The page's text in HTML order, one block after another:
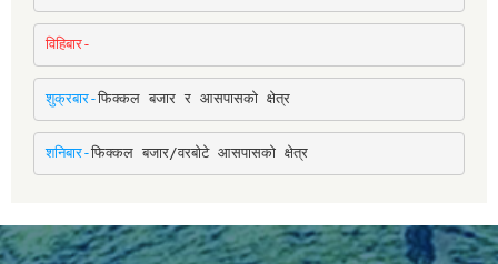
विहिबार-
शुक्रबार-फिक्कल बजार र आसपासको क्षेत्र
शनिबार-फिक्कल बजार/वरबोटे आसपासको क्षेत्र